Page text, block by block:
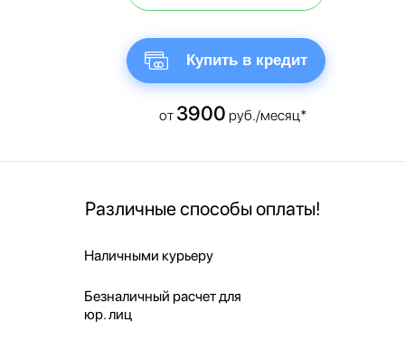
Купить в кредит
от 3900 руб./месяц*
Различные способы оплаты!
Наличными курьеру
Безналичный расчет для
юр. лиц